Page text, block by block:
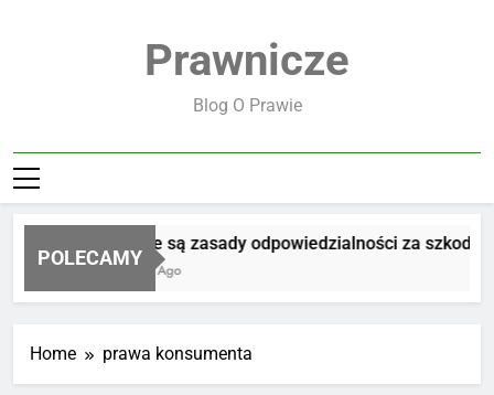
Prawnicze
Blog O Prawie
POLECAMY
Jakie są zasady odpowiedzialności za szkodę
4 Dni Ago
Home prawa konsumenta